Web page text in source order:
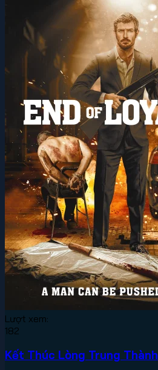
Lượt xem:
182
Kết Thúc Lòng Trung Thành